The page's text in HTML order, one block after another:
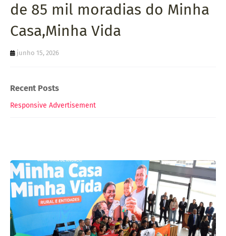
de 85 mil moradias do Minha
Casa,Minha Vida
junho 15, 2026
Recent Posts
Responsive Advertisement